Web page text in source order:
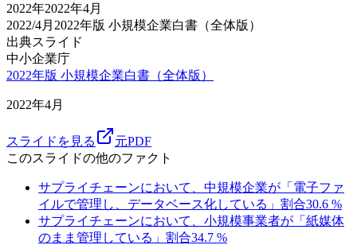
2022年2022年4月
2022/4月 2022年版 小規模企業白書（全体版）
出典スライド
中小企業庁
2022年版 小規模企業白書（全体版）
2022年4月
スライドを見る
元PDF
このスライドの他のファクト
サプライチェーンにおいて、中規模企業が「電子ファ
イルで管理し、データベース化している」割合30.6 %
サプライチェーンにおいて、小規模事業者が「紙媒体
のまま管理している」割合34.7 %